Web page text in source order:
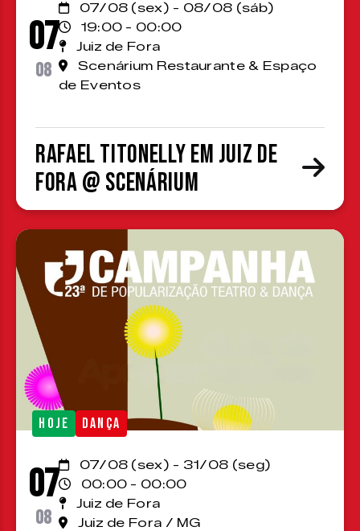
07
08
07/08 (sex) - 08/08 (sáb)
19:00 - 00:00
Juiz de Fora
Scenárium Restaurante & Espaço
de Eventos
Rafael Titonelly em Juiz de
Fora @ Scenárium
HOJE DANÇA
07
08
07/08 (sex) - 31/08 (seg)
00:00 - 00:00
Juiz de Fora
Juiz de Fora / MG